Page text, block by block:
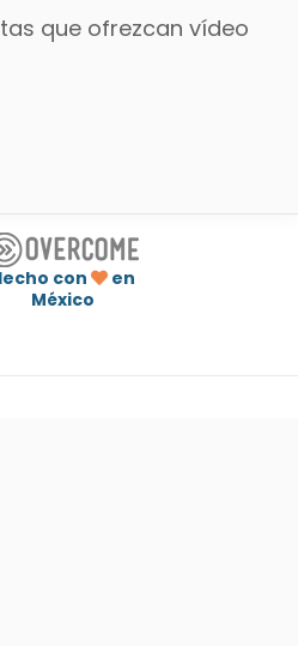
que ofrezcan vídeo
con
en
México